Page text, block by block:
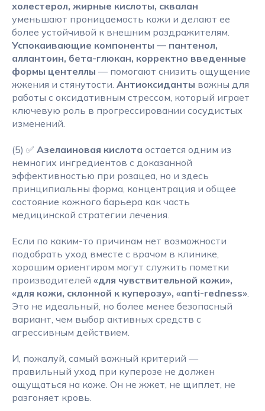
холестерол, жирные кислоты, сквалан
уменьшают проницаемость кожи и делают ее
более устойчивой к внешним раздражителям.
Успокаивающие компоненты — пантенол,
аллантоин, бета-глюкан, корректно введенные
формы центеллы — помогают снизить ощущение
жжения и стянутости. Антиоксиданты важны для
работы с оксидативным стрессом, который играет
ключевую роль в прогрессировании сосудистых
изменений.
(5) ✅ Азелаиновая кислота остается одним из
немногих ингредиентов с доказанной
эффективностью при розацеа, но и здесь
принципиальны форма, концентрация и общее
состояние кожного барьера как часть
медицинской стратегии лечения.
Если по каким-то причинам нет возможности
подобрать уход вместе с врачом в клинике,
хорошим ориентиром могут служить пометки
производителей «для чувствительной кожи»,
«для кожи, склонной к куперозу», «anti-redness».
Это не идеальный, но более менее безопасный
вариант, чем выбор активных средств с
агрессивным действием.
И, пожалуй, самый важный критерий —
правильный уход при куперозе не должен
ощущаться на коже. Он не жжет, не щиплет, не
разгоняет кровь.